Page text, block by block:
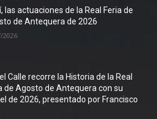
las actuaciones de la Real Feria de
de Antequera de 2026
2026
Calle recorre la Historia de la Real
de Agosto de Antequera con su
de 2026, presentado por Francisco